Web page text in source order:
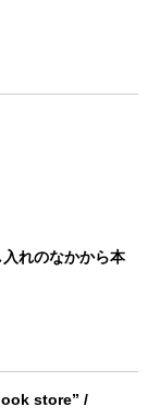
れのなかから本
store” /